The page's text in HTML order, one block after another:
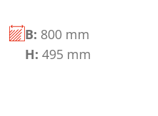
B: 800 mm
H: 495 mm